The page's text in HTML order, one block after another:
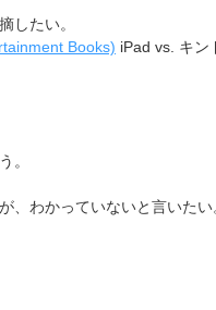
したい。
iPad vs. キン
。
、わかっていないと言いたい